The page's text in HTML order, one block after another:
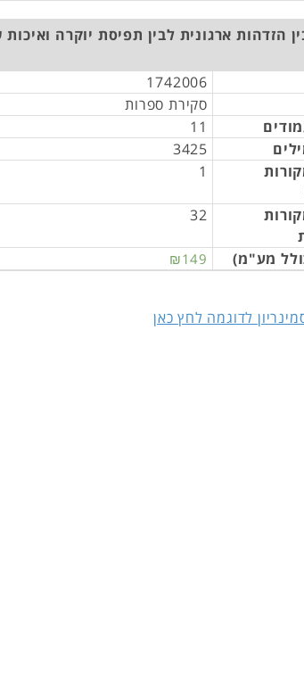
הזדהות ארגונית לבין תפיסת יוקרה
1742006
סקירת ספרות
11
3425
1
32
מע"מ) ₪149
לדוגמה לחץ כאן